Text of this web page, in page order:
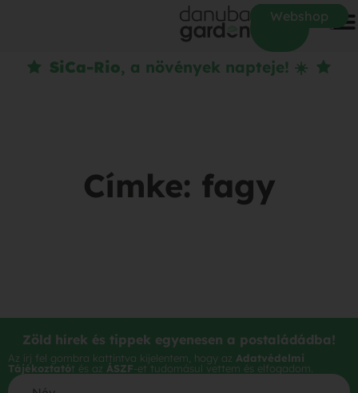
Webshop
SiCa-Rio, a növények napteje! ☀️
Címke: fagy
Zöld hírek és tippek egyenesen a postaládádba!
Az írj fel gombra kattintva kijelentem, hogy az Adatvédelmi
Tájékoztatót és az ÁSZF-et tudomásul vettem és elfogadom.